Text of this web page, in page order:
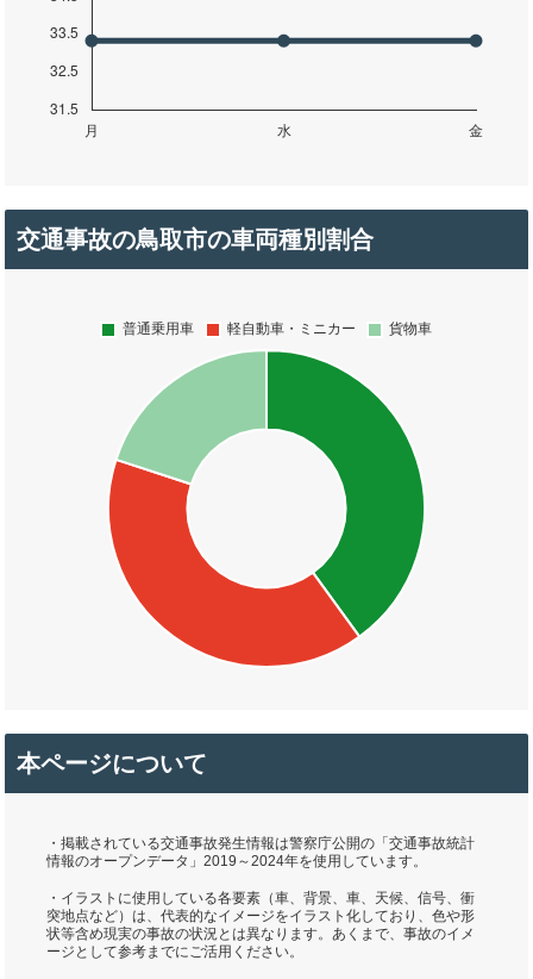
交通事故の鳥取市の車両種別割合
本ページについて
・掲載されている交通事故発生情報は警察庁公開の「交通事故統計
情報のオープンデータ」2019～2024年を使用しています。
・イラストに使用している各要素（車、背景、車、天候、信号、衝
突地点など）は、代表的なイメージをイラスト化しており、色や形
状等含め現実の事故の状況とは異なります。あくまで、事故のイメ
ージとして参考までにご活用ください。